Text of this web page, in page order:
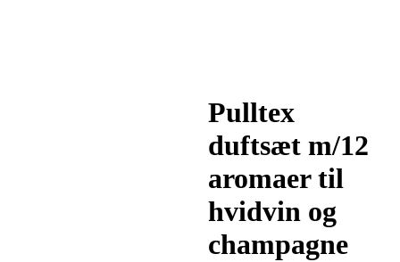
Pulltex
duftsæt m/12
aromaer til
hvidvin og
champagne